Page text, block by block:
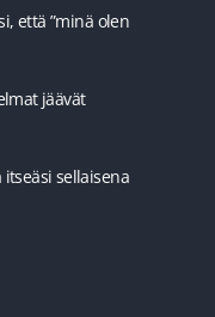
että ”minä olen
jäävät
itseäsi sellaisena